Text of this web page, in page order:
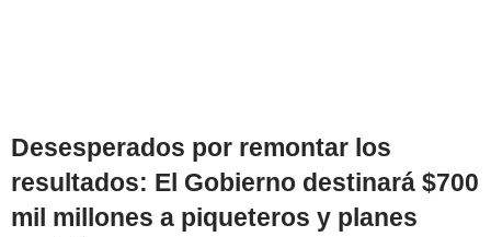
Desesperados por remontar los
resultados: El Gobierno destinará $700
mil millones a piqueteros y planes